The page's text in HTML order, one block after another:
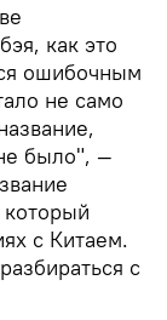
как это
ошибочным
не само
было", —
который
с Китаем.
с